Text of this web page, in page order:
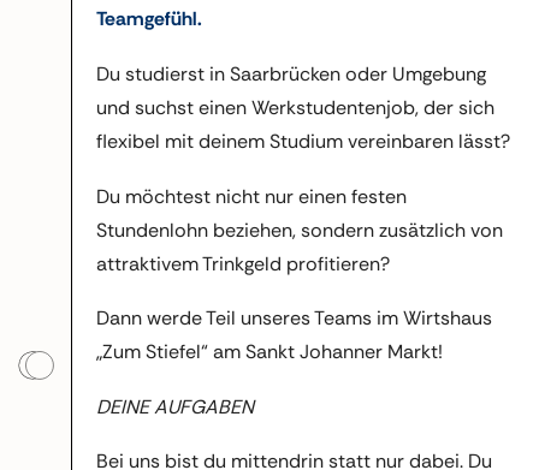
Teamgefühl.
Du studierst in Saarbrücken oder Umgebung
und suchst einen Werkstudentenjob, der sich
flexibel mit deinem Studium vereinbaren lässt?
Du möchtest nicht nur einen festen
Stundenlohn beziehen, sondern zusätzlich von
attraktivem Trinkgeld profitieren?
Dann werde Teil unseres Teams im Wirtshaus
„Zum Stiefel“ am Sankt Johanner Markt!
DEINE AUFGABEN
Bei uns bist du mittendrin statt nur dabei. Du